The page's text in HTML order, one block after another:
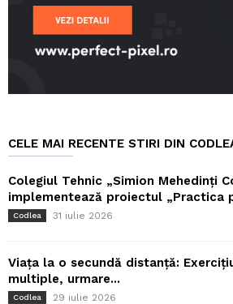
CELE MAI RECENTE STIRI DIN
Colegiul Tehnic „Simion Mehedinți
implementează proiectul „Practica
Codlea 31 iulie 2026
Viața la o secundă distanță:
multiple, urmare...
Codlea 29 iulie 2026